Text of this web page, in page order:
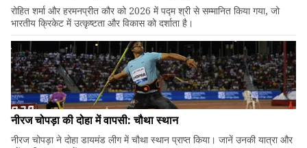
रोहित शर्मा और हरमनप्रीत कौर को 2026 में पद्म श्री से सम्मानित किया गया, जो
भारतीय क्रिकेट में उत्कृष्टता और विकास को दर्शाता है।
नीरज चोपड़ा की दोहा में वापसी: चौथा स्थान
नीरज चोपड़ा ने दोहा डायमंड लीग में चौथा स्थान प्राप्त किया। जानें उनकी यात्रा और